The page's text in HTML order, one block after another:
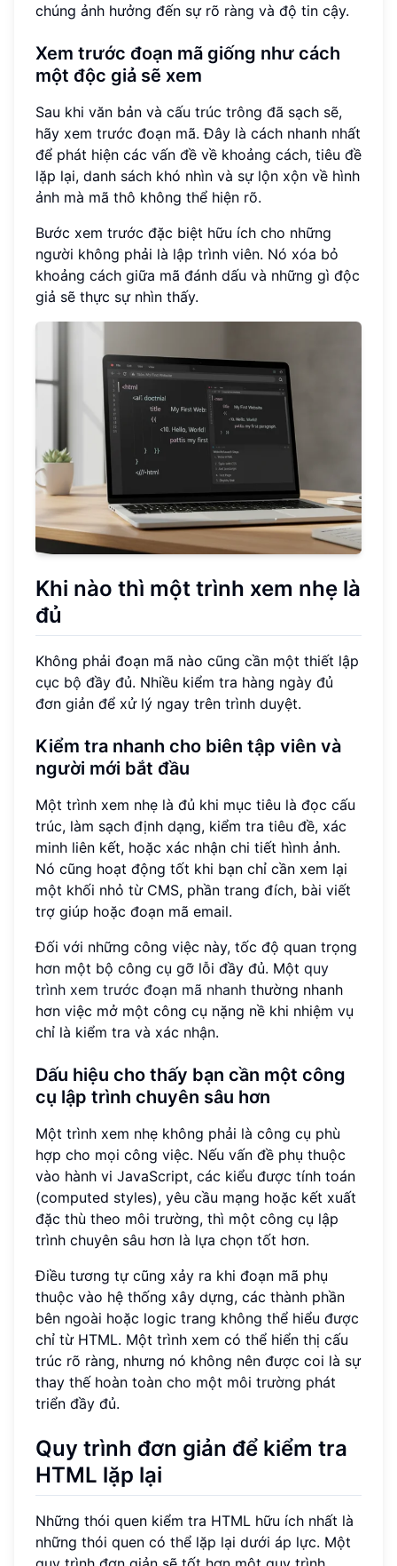
chúng ảnh hưởng đến sự rõ ràng và độ tin cậy.
Xem trước đoạn mã giống như cách
một độc giả sẽ xem
Sau khi văn bản và cấu trúc trông đã sạch sẽ,
hãy xem trước đoạn mã. Đây là cách nhanh nhất
để phát hiện các vấn đề về khoảng cách, tiêu đề
lặp lại, danh sách khó nhìn và sự lộn xộn về hình
ảnh mà mã thô không thể hiện rõ.
Bước xem trước đặc biệt hữu ích cho những
người không phải là lập trình viên. Nó xóa bỏ
khoảng cách giữa mã đánh dấu và những gì độc
giả sẽ thực sự nhìn thấy.
Khi nào thì một trình xem nhẹ là
đủ
Không phải đoạn mã nào cũng cần một thiết lập
cục bộ đầy đủ. Nhiều kiểm tra hàng ngày đủ
đơn giản để xử lý ngay trên trình duyệt.
Kiểm tra nhanh cho biên tập viên và
người mới bắt đầu
Một trình xem nhẹ là đủ khi mục tiêu là đọc cấu
trúc, làm sạch định dạng, kiểm tra tiêu đề, xác
minh liên kết, hoặc xác nhận chi tiết hình ảnh.
Nó cũng hoạt động tốt khi bạn chỉ cần xem lại
một khối nhỏ từ CMS, phần trang đích, bài viết
trợ giúp hoặc đoạn mã email.
Đối với những công việc này, tốc độ quan trọng
hơn một bộ công cụ gỡ lỗi đầy đủ. Một quy
trình xem trước đoạn mã nhanh thường nhanh
hơn việc mở một công cụ nặng nề khi nhiệm vụ
chỉ là kiểm tra và xác nhận.
Dấu hiệu cho thấy bạn cần một công
cụ lập trình chuyên sâu hơn
Một trình xem nhẹ không phải là công cụ phù
hợp cho mọi công việc. Nếu vấn đề phụ thuộc
vào hành vi JavaScript, các kiểu được tính toán
(computed styles), yêu cầu mạng hoặc kết xuất
đặc thù theo môi trường, thì một công cụ lập
trình chuyên sâu hơn là lựa chọn tốt hơn.
Điều tương tự cũng xảy ra khi đoạn mã phụ
thuộc vào hệ thống xây dựng, các thành phần
bên ngoài hoặc logic trang không thể hiểu được
chỉ từ HTML. Một trình xem có thể hiển thị cấu
trúc rõ ràng, nhưng nó không nên được coi là sự
thay thế hoàn toàn cho một môi trường phát
triển đầy đủ.
Quy trình đơn giản để kiểm tra
HTML lặp lại
Những thói quen kiểm tra HTML hữu ích nhất là
những thói quen có thể lặp lại dưới áp lực. Một